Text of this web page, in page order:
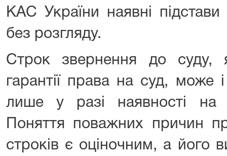
КАС України наявні
без розгляду.
Строк звернення до суду,
гарантії права на суд, може
лише у разі наявності на
Поняття поважних причин
строків є оціночним, а його